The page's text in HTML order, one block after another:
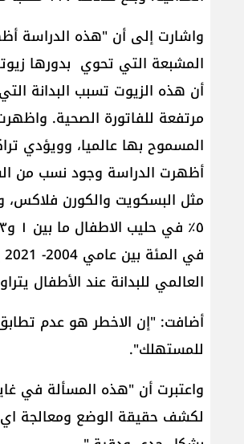
أن هذه الزيوت تسبب البدانة
مرتفعة للفاتورة الصحية.
المسموح بها عالميا، وويؤدي
مثل البسكويت والكورن
العالمي للبدانة عند الأطفال يتراوح ما بين 5.7
أضافت: "إن الاخطر هو عدم
للمستهلك".
واعتبرت أن "هذه المسألة في
لكشف حقيقة الوضع ومعالجة